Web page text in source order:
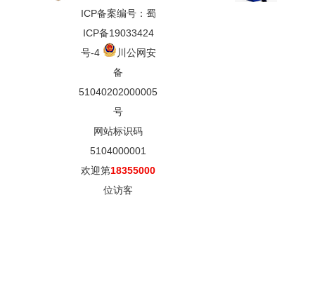
ICP备案编号：蜀
ICP备19033424
号-4
川公网安
备
51040202000005
号
网站标识码
5104000001
欢迎第18355000
位访客